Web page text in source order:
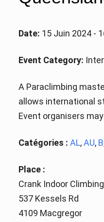
Date: 15 Juin 2024 -
Event Category:
A Paraclimbing
allows international
Event organisers
Catégories : AL,AU, B
Place :
Crank Indoor
537 Kessels Rd
4109 Macgregor